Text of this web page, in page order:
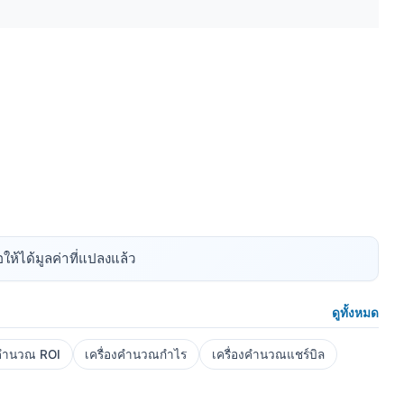
ให้ได้มูลค่าที่แปลงแล้ว
ดูทั้งหมด
ำนวณ ROI เครื่องคำนวณกำไร เครื่องคำนวณแชร์บิล